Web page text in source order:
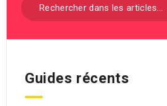
Guides récents